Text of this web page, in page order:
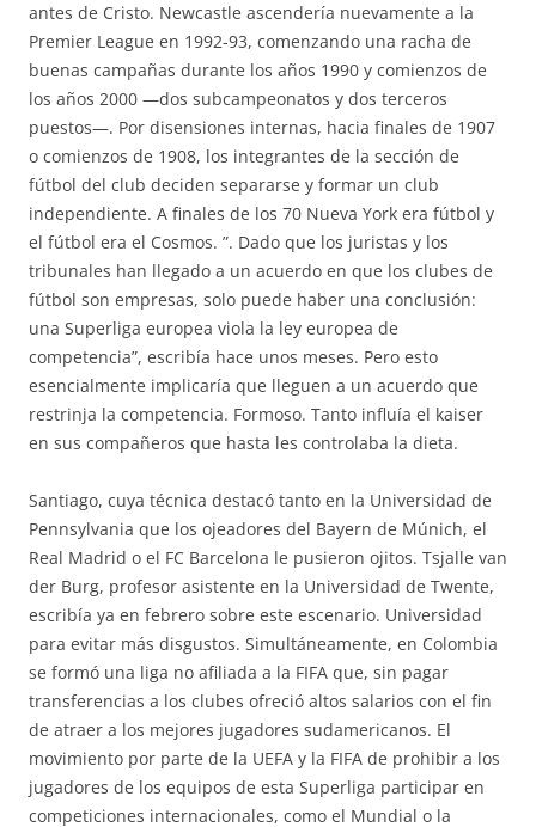
antes de Cristo. Newcastle ascendería nuevamente a la
Premier League en 1992-93, comenzando una racha de
buenas campañas durante los años 1990 y comienzos de
los años 2000 —dos subcampeonatos y dos terceros
puestos—. Por disensiones internas, hacia finales de 1907
o comienzos de 1908, los integrantes de la sección de
fútbol del club deciden separarse y formar un club
independiente. A finales de los 70 Nueva York era fútbol y
el fútbol era el Cosmos. ”. Dado que los juristas y los
tribunales han llegado a un acuerdo en que los clubes de
fútbol son empresas, solo puede haber una conclusión:
una Superliga europea viola la ley europea de
competencia”, escribía hace unos meses. Pero esto
esencialmente implicaría que lleguen a un acuerdo que
restrinja la competencia. Formoso. Tanto influía el kaiser
en sus compañeros que hasta les controlaba la dieta.
Santiago, cuya técnica destacó tanto en la Universidad de
Pennsylvania que los ojeadores del Bayern de Múnich, el
Real Madrid o el FC Barcelona le pusieron ojitos. Tsjalle van
der Burg, profesor asistente en la Universidad de Twente,
escribía ya en febrero sobre este escenario. Universidad
para evitar más disgustos. Simultáneamente, en Colombia
se formó una liga no afiliada a la FIFA que, sin pagar
transferencias a los clubes ofreció altos salarios con el fin
de atraer a los mejores jugadores sudamericanos. El
movimiento por parte de la UEFA y la FIFA de prohibir a los
jugadores de los equipos de esta Superliga participar en
competiciones internacionales, como el Mundial o la